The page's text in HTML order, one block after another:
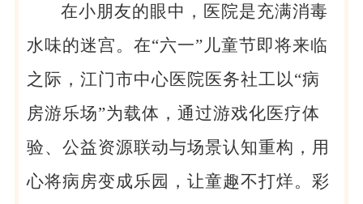
在小朋友的眼中，医院是充满消毒
水味的迷宫。在“六一”儿童节即将来临
之际，江门市中心医院医务社工以“病
房游乐场”为载体，通过游戏化医疗体
验、公益资源联动与场景认知重构，用
心将病房变成乐园，让童趣不打烊。彩